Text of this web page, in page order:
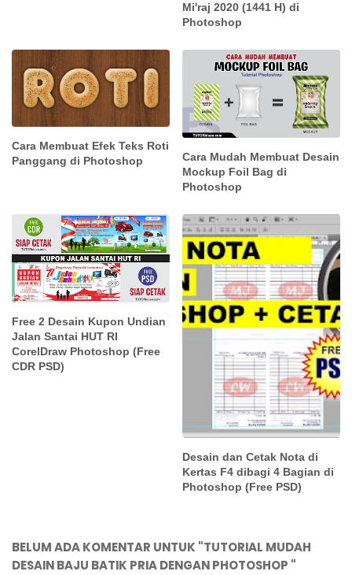
Mi'raj 2020 (1441 H) di
Photoshop
Cara Membuat Efek Teks Roti
Panggang di Photoshop
Cara Mudah Membuat Desain
Mockup Foil Bag di
Photoshop
Free 2 Desain Kupon Undian
Jalan Santai HUT RI
CorelDraw Photoshop (Free
CDR PSD)
Desain dan Cetak Nota di
Kertas F4 dibagi 4 Bagian di
Photoshop (Free PSD)
BELUM ADA KOMENTAR UNTUK "TUTORIAL MUDAH
DESAIN BAJU BATIK PRIA DENGAN PHOTOSHOP "